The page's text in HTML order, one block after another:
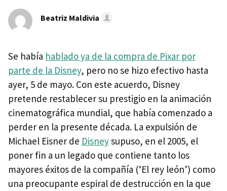
Beatriz Maldivia
Se había hablado ya de la compra de Pixar por
parte de la Disney, pero no se hizo efectivo hasta
ayer, 5 de mayo. Con este acuerdo, Disney
pretende restablecer su prestigio en la animación
cinematográfica mundial, que había comenzado a
perder en la presente década. La expulsión de
Michael Eisner de Disneysupuso, en el 2005, el
poner fin a un legado que contiene tanto los
mayores éxitos de la compañía (‘El rey león’) como
una preocupante espiral de destrucción en la que